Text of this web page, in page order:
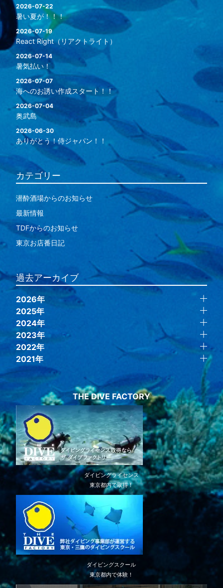
2026-07-22
暑い夏が！！！
2026-07-19
React Right（リアクトライト）
2026-07-14
暑気払い！
2026-07-07
海へのお誘い作成スタート！！
2026-07-04
奥武島
2026-06-30
ありがとう！侍ジャパン！！
カテゴリー
潜酔酒場からのお知らせ
最新情報
TDFからのお知らせ
東京お店番日記
過去アーカイブ
2026年
2025年
2024年
2023年
2022年
2021年
THE DIVE FACTORY
ダイビングライセンス
東京都内で取得！
ダイビングスクール
東京都内で体験！